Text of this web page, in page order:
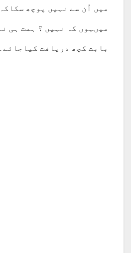
میں اُن سے نہیں پوچھ
میںہوں کہ نہیں ؟ ہمت ہی
بابت کچھ دریافت کیاجائے۔